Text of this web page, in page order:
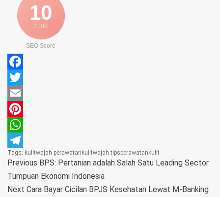
10
/ 100
SEO Score
Facebook
Twitter
Email
Pinterest
WhatsApp
Telegram
Tags: kulitwajah perawatankulitwajah tipsperawatankulit
Previous BPS: Pertanian adalah Salah Satu Leading Sector
Tumpuan Ekonomi Indonesia
Next Cara Bayar Cicilan BPJS Kesehatan Lewat M-Banking